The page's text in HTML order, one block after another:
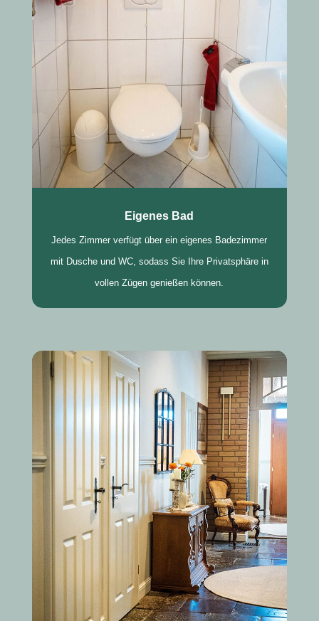
Eigenes Bad
Jedes Zimmer verfügt über ein eigenes Badezimmer
mit Dusche und WC, sodass Sie Ihre Privatsphäre in
vollen Zügen genießen können.